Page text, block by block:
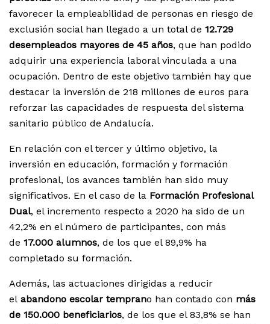
favorecer la empleabilidad de personas en riesgo de
exclusión social han llegado a un total de 12.729
desempleados mayores de 45 años, que han podido
adquirir una experiencia laboral vinculada a una
ocupación. Dentro de este objetivo también hay que
destacar la inversión de 218 millones de euros para
reforzar las capacidades de respuesta del sistema
sanitario público de Andalucía.
En relación con el tercer y último objetivo, la
inversión en educación, formación y formación
profesional, los avances también han sido muy
significativos. En el caso de la Formación Profesional
Dual, el incremento respecto a 2020 ha sido de un
42,2% en el número de participantes, con más
de 17.000 alumnos, de los que el 89,9% ha
completado su formación.
Además, las actuaciones dirigidas a reducir
el abandono escolar temprano han contado con más
de 150.000 beneficiarios, de los que el 83,8% se han